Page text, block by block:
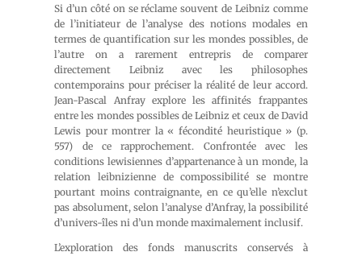
Si d’un côté on se réclame souvent de Leibniz comme
de l’initiateur de l’analyse des notions modales en
termes de quantification sur les mondes possibles, de
l’autre on a rarement entrepris de comparer
directement Leibniz avec les philosophes
contemporains pour préciser la réalité de leur accord.
Jean-Pascal Anfray explore les affinités frappantes
entre les mondes possibles de Leibniz et ceux de David
Lewis pour montrer la « fécondité heuristique » (p.
557) de ce rapprochement. Confrontée avec les
conditions lewisiennes d’appartenance à un monde, la
relation leibnizienne de compossibilité se montre
pourtant moins contraignante, en ce qu’elle n’exclut
pas absolument, selon l’analyse d’Anfray, la possibilité
d’univers-îles ni d’un monde maximalement inclusif.
L’exploration des fonds manuscrits conservés à